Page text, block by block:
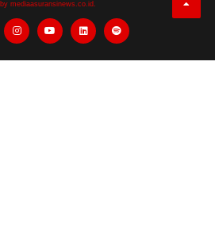
by mediaasuransinews.co.id.